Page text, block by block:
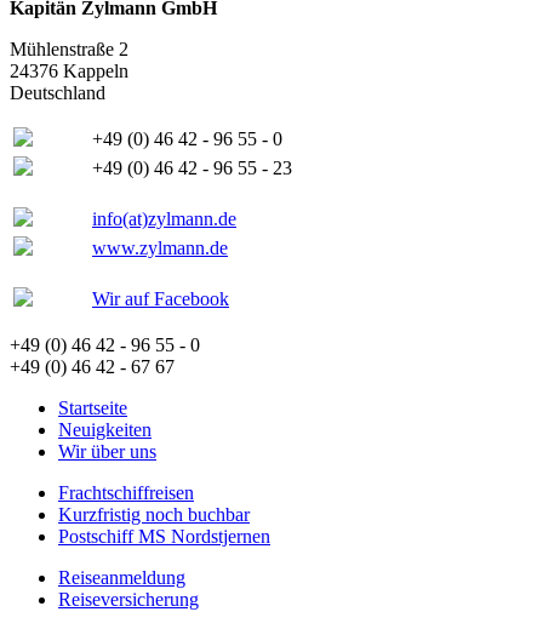
Kapitän Zylmann GmbH
Mühlenstraße 2
24376 Kappeln
Deutschland
+49 (0) 46 42 - 96 55 - 0
+49 (0) 46 42 - 96 55 - 23
info(at)zylmann.de
www.zylmann.de
Wir auf Facebook
+49 (0) 46 42 - 96 55 - 0
+49 (0) 46 42 - 67 67
Startseite
Neuigkeiten
Wir über uns
Frachtschiffreisen
Kurzfristig noch buchbar
Postschiff MS Nordstjernen
Reiseanmeldung
Reiseversicherung